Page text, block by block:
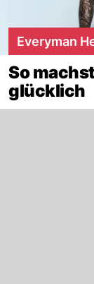
Everyman
So
glücklich